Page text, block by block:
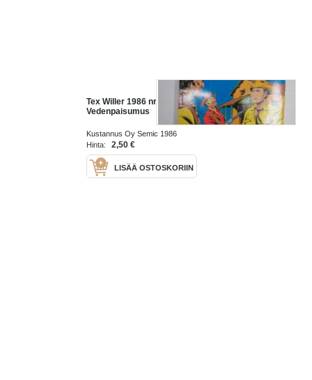
Tex Willer 1986 nr 13
Vedenpaisumus
Kustannus Oy Semic 1986
Hinta:
2,50 €
LISÄÄ OSTOSKORIIN